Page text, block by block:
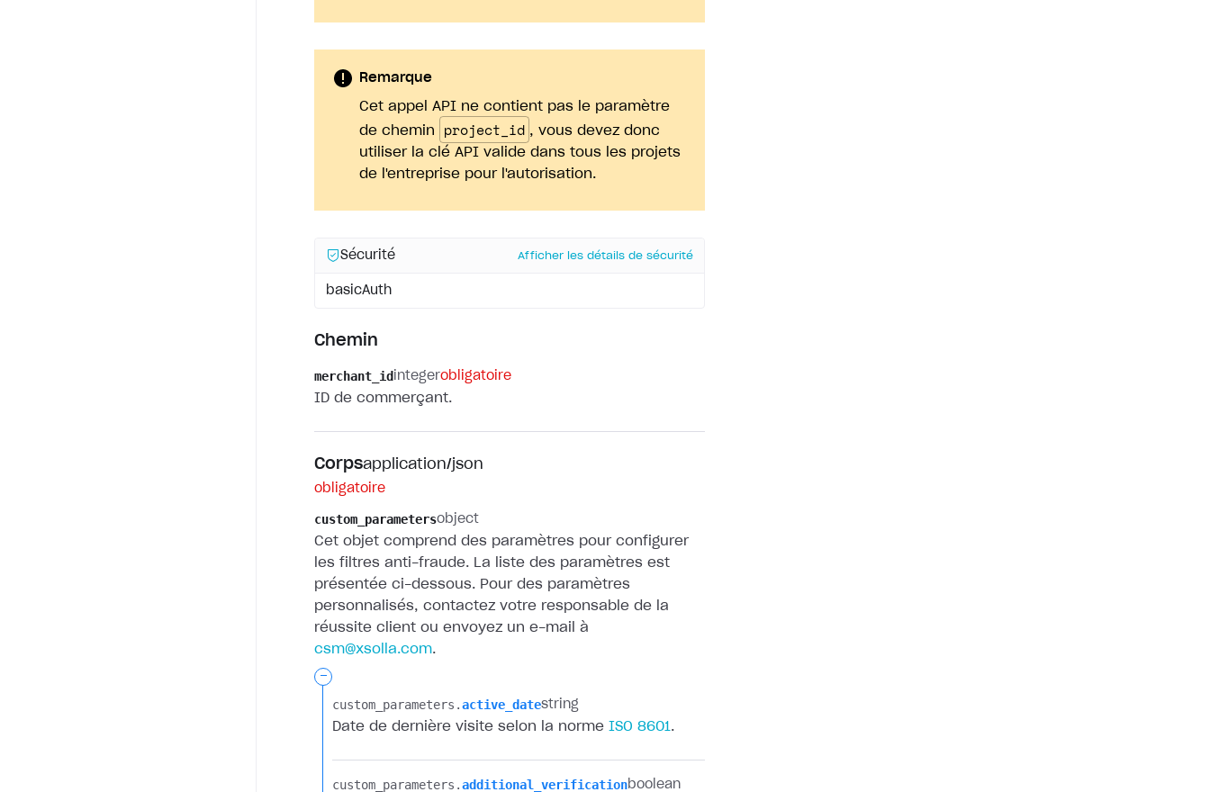
Remarque
Cet appel API ne contient pas le paramètre
de chemin
project_id , vous devez donc
utiliser la clé API valide dans tous les projets
de l'entreprise pour l'autorisation.
Sécurité Afficher les détails de sécurité
basicAuth
Chemin
merchant_id integerobligatoire
ID de commerçant.
Corpsapplication/json
obligatoire
custom_parametersobject
Cet objet comprend des paramètres pour configurer
les filtres anti-fraude. La liste des paramètres est
présentée ci-dessous. Pour des paramètres
personnalisés, contactez votre responsable de la
réussite client ou envoyez un e-mail à
csm@xsolla.com.
-
custom_parameters.​active_datestring
Date de dernière visite selon la norme ISO 8601.
custom_parameters.​additional_verificationboolean